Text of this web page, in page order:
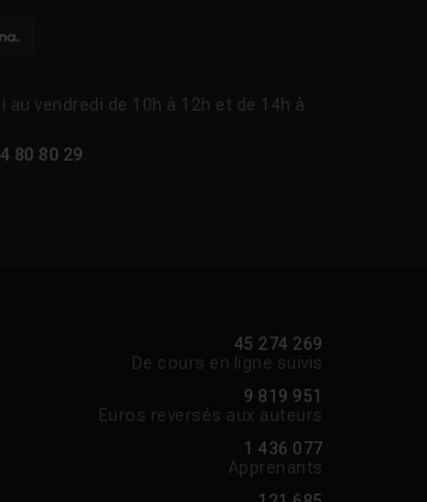
vendredi de 10h à 12h et de 14h à
80 80 29.
45 274 269
De cours en ligne suivis
9 819 951
Euros reversés aux auteurs
1 436 077
Apprenants